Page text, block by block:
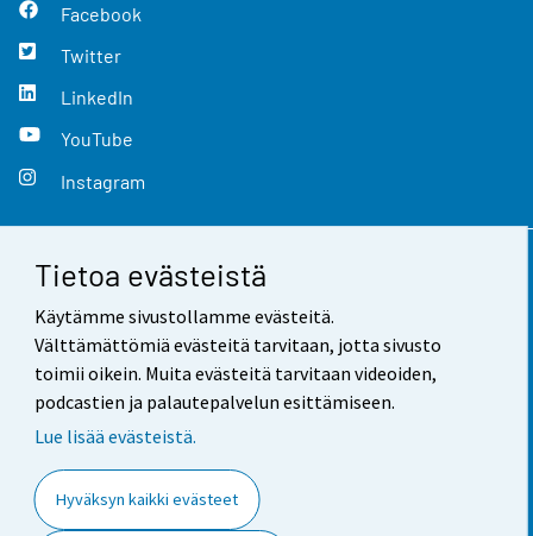
Tietoa evästeistä
Käytämme sivustollamme evästeitä.
Välttämättömiä evästeitä tarvitaan, jotta sivusto
toimii oikein. Muita evästeitä tarvitaan videoiden,
podcastien ja palautepalvelun esittämiseen.
Lue lisää evästeistä.
Hyväksyn kaikki evästeet
Facebook
Twitter
LinkedIn
YouTube
Instagram
Yhteystiedot
Palaute
Käyttöehdot
Saavutettavuus
Tietoa sivustosta